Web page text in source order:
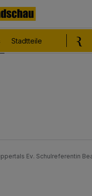
Stadtteile
Ev. Schulreferentin